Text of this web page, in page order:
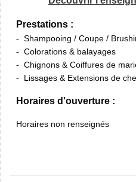
Prestations :
Shampooing / Coupe /
Colorations & balayages
Chignons & Coiffures de
Lissages & Extensions de
Horaires d'ouverture :
Horaires non renseignés